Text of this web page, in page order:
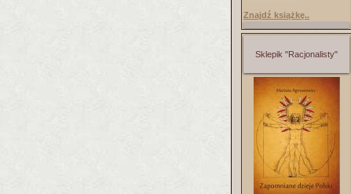
Znajdź książkę..
Sklepik "Racjonalisty"